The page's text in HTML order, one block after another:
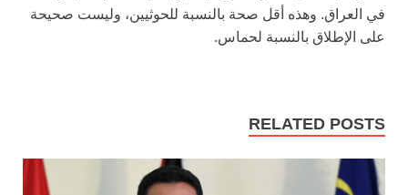
في العراق. وهذه أقل صحة بالنسبة للحوثيين، وليست صحيحة
على الإطلاق بالنسبة لحماس.
RELATED POSTS